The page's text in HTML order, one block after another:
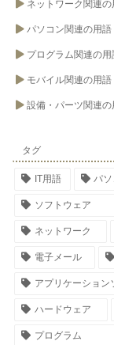
ネットワーク関連の
パソコン関連の用語
プログラム関連の用
モバイル関連の用語
設備・パーツ関連の
タグ
IT用語 パ
ソフトウェア
ネットワーク
電子メール
アプリケーション
ハードウェア
プログラム